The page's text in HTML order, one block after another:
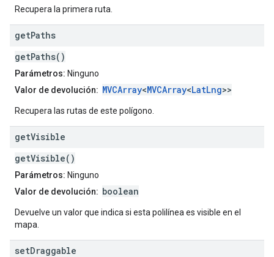
Recupera la primera ruta.
getPaths
getPaths()
Parámetros: Ninguno
Valor de devolución: MVCArray<MVCArray<LatLng>>
Recupera las rutas de este polígono.
getVisible
getVisible()
Parámetros: Ninguno
Valor de devolución: boolean
Devuelve un valor que indica si esta polilínea es visible en el
mapa.
setDraggable